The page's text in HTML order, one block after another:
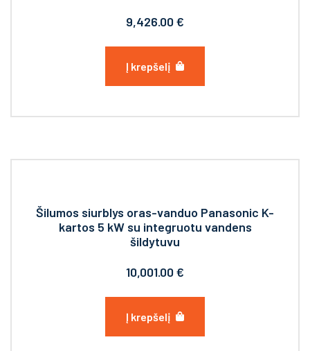
9,426.00€
Į krepšelį
Šilumos siurblys oras-vanduo Panasonic K-
kartos 5 kW su integruotu vandens
šildytuvu
10,001.00€
Į krepšelį